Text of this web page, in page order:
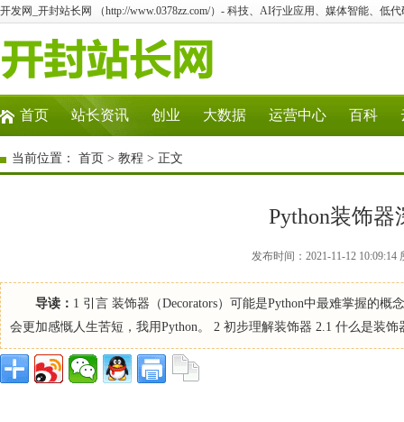
开发网_开封站长网 （http://www.0378zz.com/）- 科技、AI行业应用、媒体智能、低
首页 站长资讯 创业 大数据 运营中心 百科
当前位置： 首页 > 教程 > 正文
Python装饰
发布时间：2021-11-12
导读： 1 引言 装饰器（Decorators）可能是Python中最难掌握的
会更加感慨人生苦短，我用Python。 2 初步理解装饰器 2.1 什么是装